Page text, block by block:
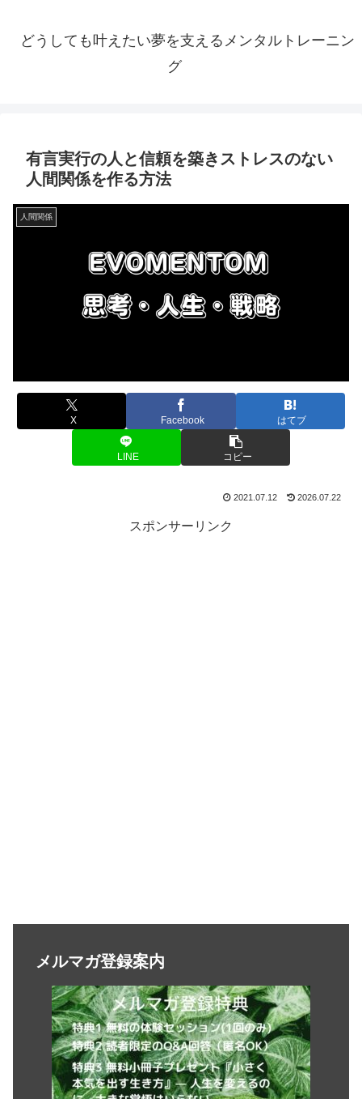
どうしても叶えたい夢を支えるメンタルトレーニン
グ
有言実行の人と信頼を築きストレスのない
人間関係を作る方法
人間関係
X Facebook はてブ
LINE コピー
2021.07.12 2026.07.22
スポンサーリンク
メルマガ登録案内